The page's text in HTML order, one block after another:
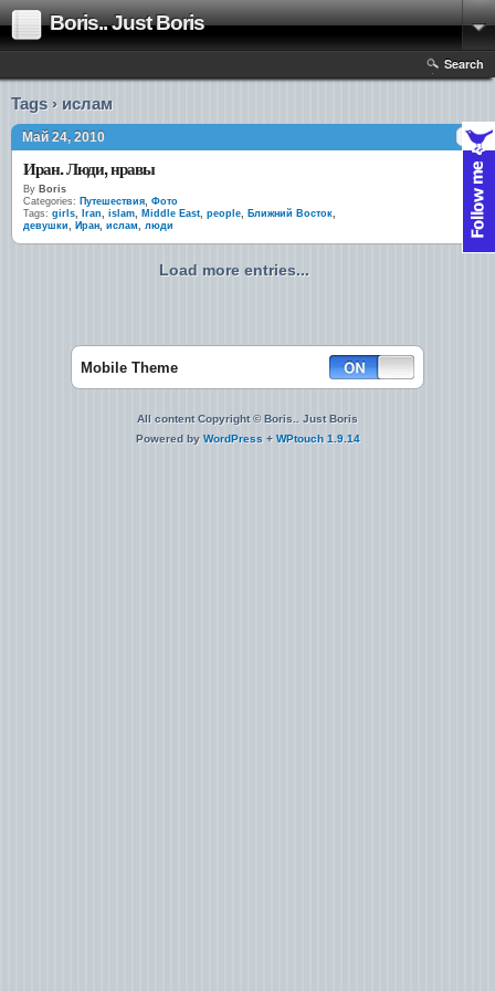
Boris.. Just Boris
Search
Tags › ислам
Май 24, 2010
Иран. Люди, нравы
By Boris
Categories: Путешествия, Фото
Tags: girls, Iran, islam, Middle East, people, Ближний Восток,
девушки, Иран, ислам, люди
Load more entries...
Mobile Theme
All content Copyright © Boris.. Just Boris
Powered by WordPress + WPtouch 1.9.14